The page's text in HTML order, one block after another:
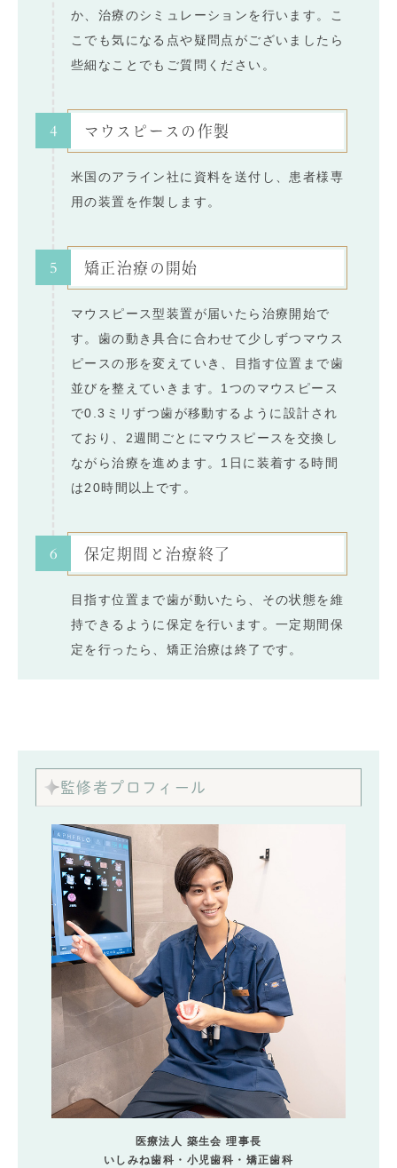
か、治療のシミュレーションを行います。こ
こでも気になる点や疑問点がございましたら
些細なことでもご質問ください。
4 マウスピースの作製
米国のアライン社に資料を送付し、患者様専
用の装置を作製します。
5 矯正治療の開始
マウスピース型装置が届いたら治療開始で
す。歯の動き具合に合わせて少しずつマウス
ピースの形を変えていき、目指す位置まで歯
並びを整えていきます。1つのマウスピース
で0.3ミリずつ歯が移動するように設計され
ており、2週間ごとにマウスピースを交換し
ながら治療を進めます。1日に装着する時間
は20時間以上です。
6 保定期間と治療終了
目指す位置まで歯が動いたら、その状態を維
持できるように保定を行います。一定期間保
定を行ったら、矯正治療は終了です。
監修者プロフィール
医療法人 築生会 理事長
いしみね歯科・小児歯科・矯正歯科